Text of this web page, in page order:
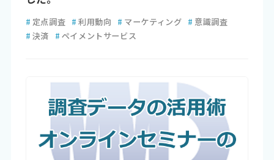
# 定点調査 # 利用動向 # マーケティング # 意識調査
# 決済 # ペイメントサービス